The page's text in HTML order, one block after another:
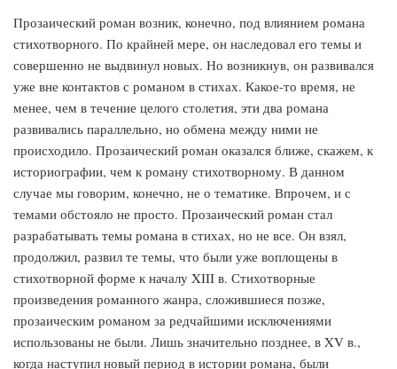
Прозаический роман возник, конечно, под влиянием романа
стихотворного. По крайней мере, он наследовал его темы и
совершенно не выдвинул новых. Но возникнув, он развивался
уже вне контактов с романом в стихах. Какое-то время, не
менее, чем в течение целого столетия, эти два романа
развивались параллельно, но обмена между ними не
происходило. Прозаический роман оказался ближе, скажем, к
историографии, чем к роману стихотворному. В данном
случае мы говорим, конечно, не о тематике. Впрочем, и с
темами обстояло не просто. Прозаический роман стал
разрабатывать темы романа в стихах, но не все. Он взял,
продолжил, развил те темы, что были уже воплощены в
стихотворной форме к началу XIII в. Стихотворные
произведения романного жанра, сложившиеся позже,
прозаическим романом за редчайшими исключениями
использованы не были. Лишь значительно позднее, в XV в.,
когда наступил новый период в истории романа, были